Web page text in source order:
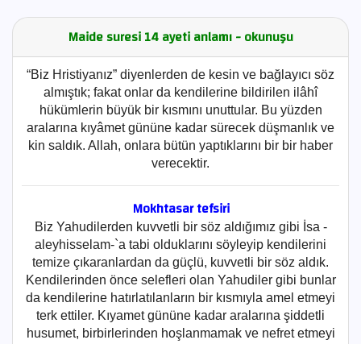
Maide suresi 14 ayeti anlamı - okunuşu
“Biz Hristiyanız” diyenlerden de kesin ve bağlayıcı söz
almıştık; fakat onlar da kendilerine bildirilen ilâhî
hükümlerin büyük bir kısmını unuttular. Bu yüzden
aralarına kıyâmet gününe kadar sürecek düşmanlık ve
kin saldık. Allah, onlara bütün yaptıklarını bir bir haber
verecektir.
Mokhtasar tefsiri
Biz Yahudilerden kuvvetli bir söz aldığımız gibi İsa -
aleyhisselam-`a tabi olduklarını söyleyip kendilerini
temize çıkaranlardan da güçlü, kuvvetli bir söz aldık.
Kendilerinden önce selefleri olan Yahudiler gibi bunlar
da kendilerine hatırlatılanların bir kısmıyla amel etmeyi
terk ettiler. Kıyamet gününe kadar aralarına şiddetli
husumet, birbirlerinden hoşlanmamak ve nefret etmeyi